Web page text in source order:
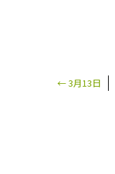
←3月13日